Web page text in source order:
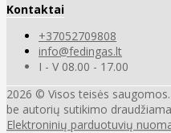
Kontaktai
+37052709808
info@fedingas.lt
I - V 08.00 - 17.00
2026 © Visos teisės
be autorių sutikimo
Elektroninių parduotuvių